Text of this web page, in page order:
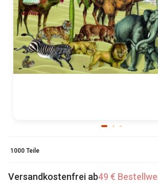
1000 Teile
Versandkostenfrei ab49 €